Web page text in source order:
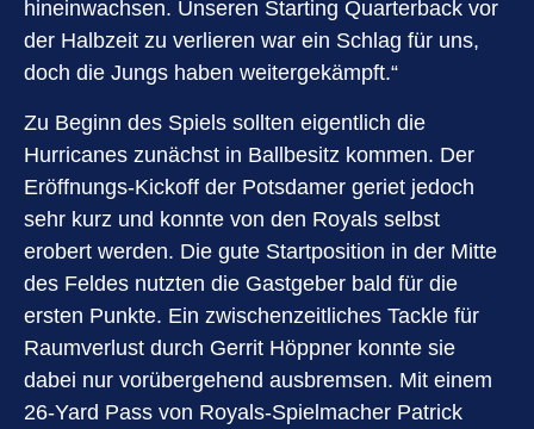
hineinwachsen. Unseren Starting Quarterback vor
der Halbzeit zu verlieren war ein Schlag für uns,
doch die Jungs haben weitergekämpft.“
Zu Beginn des Spiels sollten eigentlich die
Hurricanes zunächst in Ballbesitz kommen. Der
Eröffnungs-Kickoff der Potsdamer geriet jedoch
sehr kurz und konnte von den Royals selbst
erobert werden. Die gute Startposition in der Mitte
des Feldes nutzten die Gastgeber bald für die
ersten Punkte. Ein zwischenzeitliches Tackle für
Raumverlust durch Gerrit Höppner konnte sie
dabei nur vorübergehend ausbremsen. Mit einem
26-Yard Pass von Royals-Spielmacher Patrick